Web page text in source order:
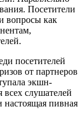
Посетители
вопросы как
посетителей
от партнеров
экшн-
слушателей
пивная